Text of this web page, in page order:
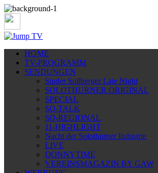
HOME
TV-PROGRAMM
SENDUNGEN
Studer Sollberger Late Night
SOLOTHURNER ORIGINAL
SPECIAL
SO-TALK
SO-REGIONAL
11-HIGHLIGHT
Nacht der Solothurner Industrie
LIVE
DONNYTIME
VEREINSMAGAZIN BY GAW